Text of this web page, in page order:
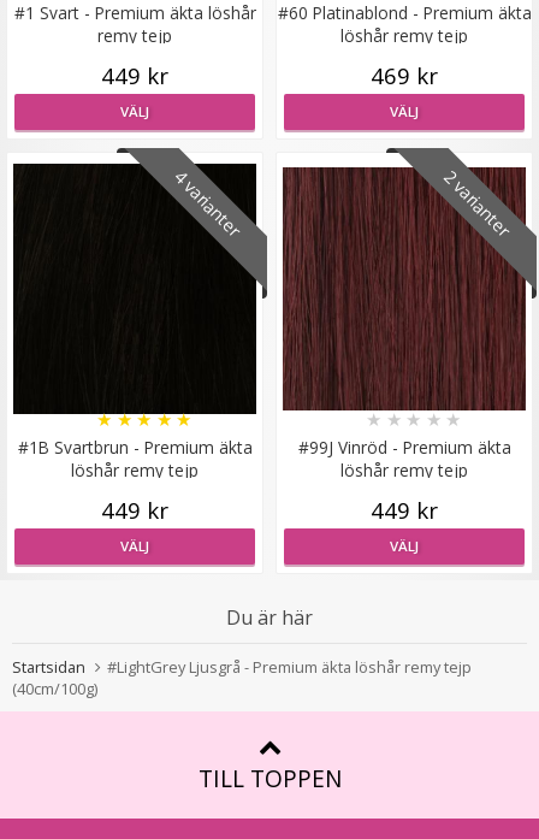
Scrunchie Vit
★★ ★ ★
19 kr
LÄGG I VARUKORG
#1 Svart - Premium äkta löshår
remy tejp
449 kr
VÄLJ
#60 Platinablond - Premium äkta
löshår remy tejp
469 kr
VÄLJ
4 varianter
#1B Svartbrun - Premium äkta
löshår remy tejp
★★★★★
449 kr
VÄLJ
2 varianter
#99J Vinröd - Premium äkta
löshår remy tejp
★★★★★
449 kr
VÄLJ
Du är här
Startsidan
#LightGrey Ljusgrå - Premium äkta löshår remy tejp
(40cm/100g)
TILL TOPPEN